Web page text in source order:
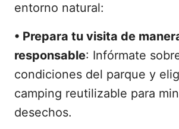
entorno natural:
• Prepara tu visita de
responsable: Infórmate
condiciones del parque y
camping reutilizable para
desechos.